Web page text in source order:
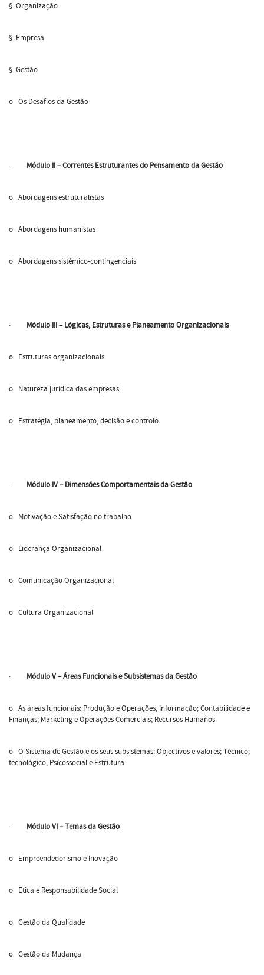
§ Organização
§ Empresa
§ Gestão
o Os Desafios da Gestão
· Módulo II – Correntes Estruturantes do Pensamento da Gestão
o Abordagens estruturalistas
o Abordagens humanistas
o Abordagens sistémico-contingenciais
· Módulo III – Lógicas, Estruturas e Planeamento Organizacionais
o Estruturas organizacionais
o Natureza jurídica das empresas
o Estratégia, planeamento, decisão e controlo
· Módulo IV – Dimensões Comportamentais da Gestão
o Motivação e Satisfação no trabalho
o Liderança Organizacional
o Comunicação Organizacional
o Cultura Organizacional
· Módulo V – Áreas Funcionais e Subsistemas da Gestão
o As áreas funcionais: Produção e Operações, Informação; Contabilidade e
Finanças; Marketing e Operações Comerciais; Recursos Humanos
o O Sistema de Gestão e os seus subsistemas: Objectivos e valores; Técnico;
tecnológico; Psicossocial e Estrutura
· Módulo VI – Temas da Gestão
o Empreendedorismo e Inovação
o Ética e Responsabilidade Social
o Gestão da Qualidade
o Gestão da Mudança